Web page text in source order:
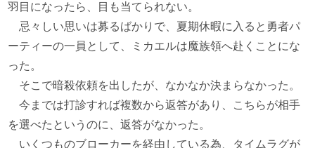
羽目になったら、目も当てられない。
忌々しい思いは募るばかりで、夏期休暇に入ると勇者パ
ーティーの一員として、ミカエルは魔族領へ赴くことにな
った。
そこで暗殺依頼を出したが、なかなか決まらなかった。
今までは打診すれば複数から返答があり、こちらが相手
を選べたというのに、返答がなかった。
いくつものブローカーを経由している為、タイムラグが